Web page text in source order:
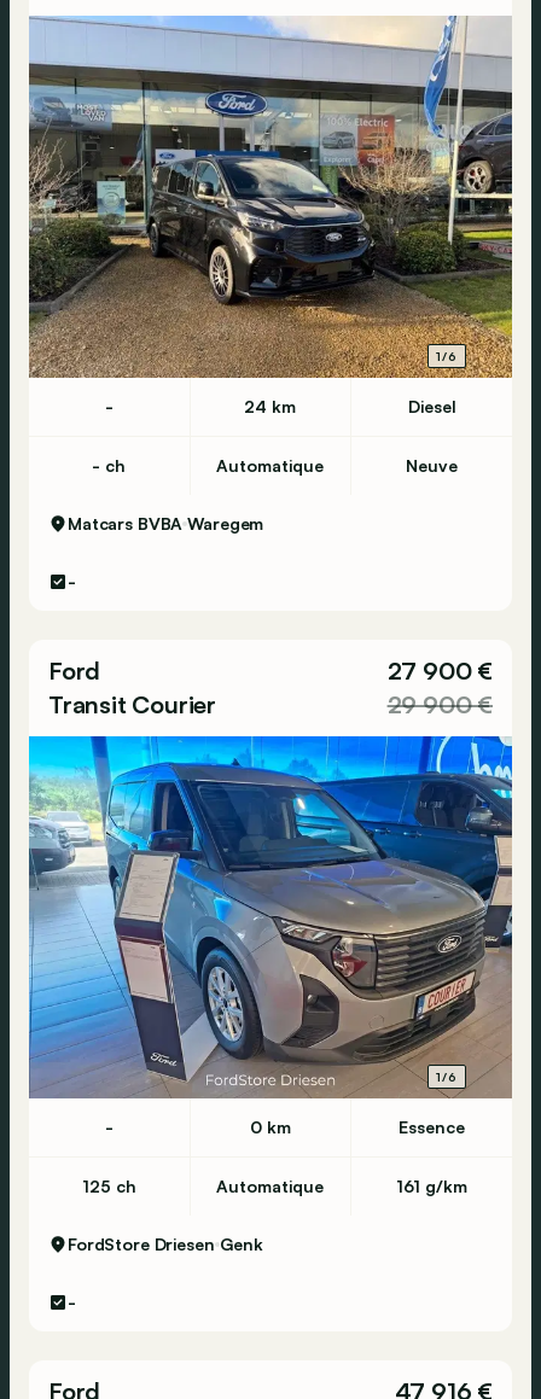
1/6
- 24 km Diesel
- ch Automatique Neuve
Matcars BVBA Waregem
-
Ford
Transit Courier
27 900 €
29 900 €
1/6
- 0 km Essence
125 ch Automatique 161 g/km
FordStore Driesen Genk
-
Ford 47 916 €